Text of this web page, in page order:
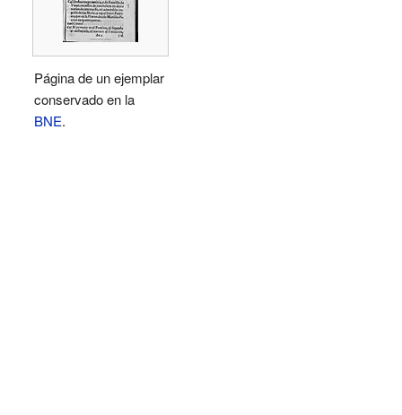
Página de un ejemplar
conservado en la
BNE.